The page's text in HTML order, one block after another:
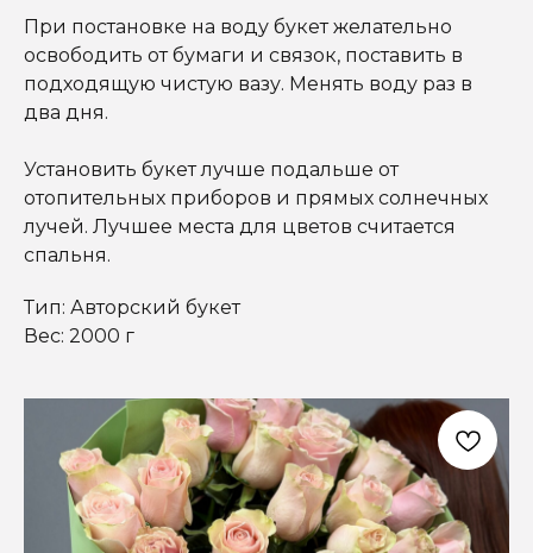
При постановке на воду букет желательно
освободить от бумаги и связок, поставить в
подходящую чистую вазу. Менять воду раз в
два дня.
Установить букет лучше подальше от
отопительных приборов и прямых солнечных
лучей. Лучшее места для цветов считается
спальня.
Тип: Авторский букет
Вес: 2000 г